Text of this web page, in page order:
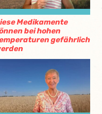
Medikamente
bei hohen
gefährlich